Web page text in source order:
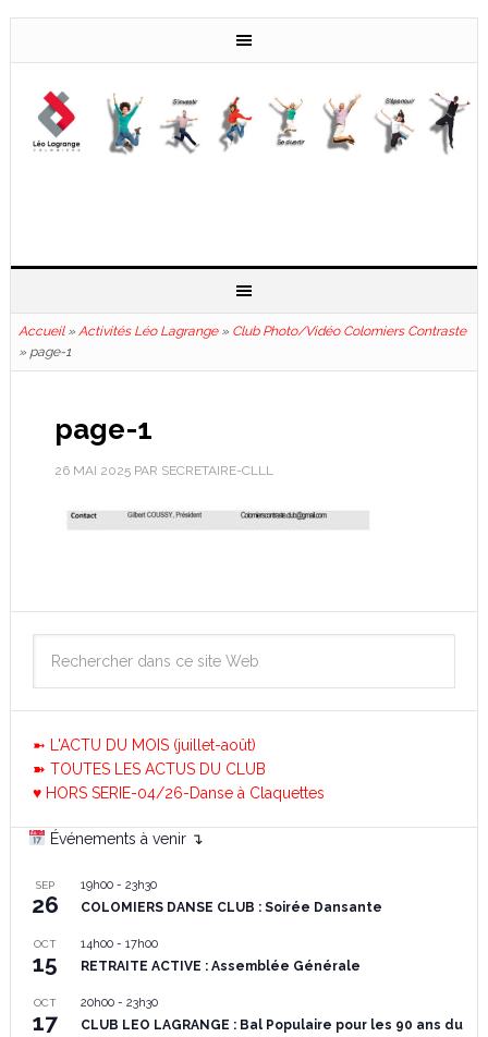
Accueil» Activités Léo Lagrange» Club Photo/Vidéo Colomiers Contraste
» page-1
page-1
26 MAI 2025PAR SECRETAIRE-CLLL
➼ L'ACTU DU MOIS (juillet-août)
➽ TOUTES LES ACTUS DU CLUB
♥ HORS SERIE-04/26-Danse à Claquettes
Événements à venir ↴
SEP
26
19h00- 23h30
COLOMIERS DANSE CLUB : Soirée Dansante
OCT
15
14h00- 17h00
RETRAITE ACTIVE : Assemblée Générale
OCT
17
20h00- 23h30
CLUB LEO LAGRANGE : Bal Populaire pour les 90 ans du